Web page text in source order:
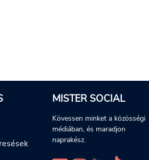
MISTER SOCIAL
Kövessen minket a közösségi
médiában, és maradjon
naprakész.